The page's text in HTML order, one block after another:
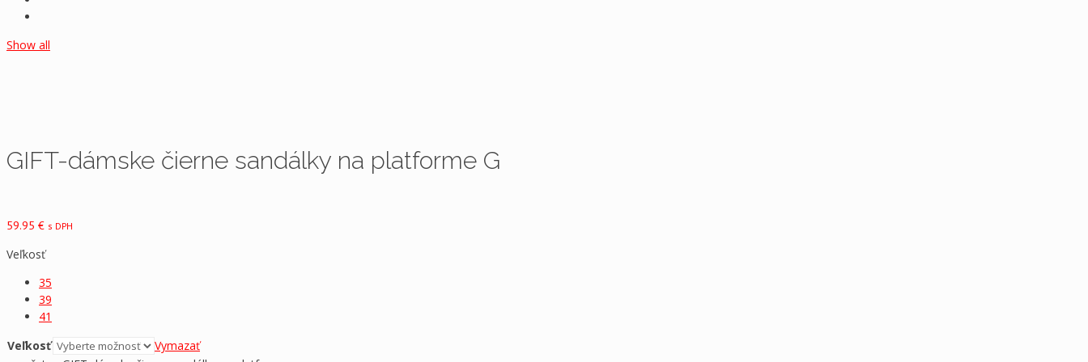
Show all
GIFT-dámske čierne sandálky na platforme G
59.95 € s DPH
Veľkosť
35
39
41
Veľkosť
Vymazať